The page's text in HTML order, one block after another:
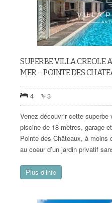
SUPERBE VILLA CREOLE
MER – POINTE DES
4 3
Venez découvrir cette superbe
piscine de 18 mètres, garage
Pointe des Châteaux, à moins
au coeur d’un jardin privatif
Plus d’info